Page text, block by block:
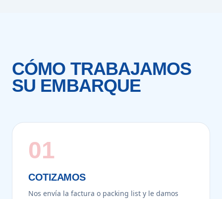
CÓMO TRABAJAMOS
SU EMBARQUE
01
COTIZAMOS
Nos envía la factura o packing list y le damos